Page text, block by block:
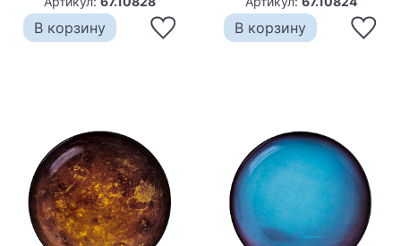
В корзину В корзину